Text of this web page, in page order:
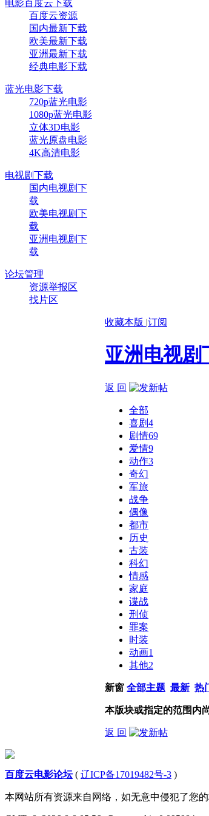
电影百度云下载
百度云资源
国内最新下载
欧美最新下载
亚洲最新下载
经典电影下载
蓝光电影下载
720p蓝光电影
1080p蓝光电影
立体3D电影
蓝光原盘电影
4K高清电影
电视剧下载
国内电视剧下
载
欧美电视剧下
载
亚洲电视剧下
载
论坛管理
资源举报区
找片区
收藏本版 |订阅
亚洲电视剧
返 回
全部
喜剧4
剧情69
爱情9
动作3
奇幻
军旅
战争
偶像
都市
历史
古装
科幻
情感
家庭
谍战
刑侦
罪案
时装
动画1
其他2
新窗 全部主题 最新 热
本版块或指定的范围内
返 回
百度云电影论坛( 辽ICP备17019482号-3 )
本网站所有资源来自网络，如无意中侵犯了您